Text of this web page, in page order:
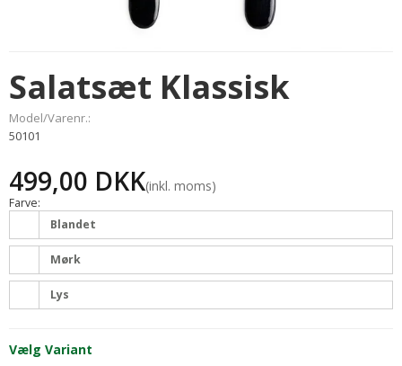
Salatsæt Klassisk
Model/Varenr.:
50101
499,00 DKK(inkl. moms)
Farve:
Blandet
Mørk
Lys
Vælg Variant